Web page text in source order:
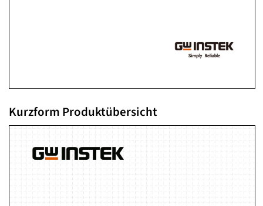
Kurzform Produktübersicht